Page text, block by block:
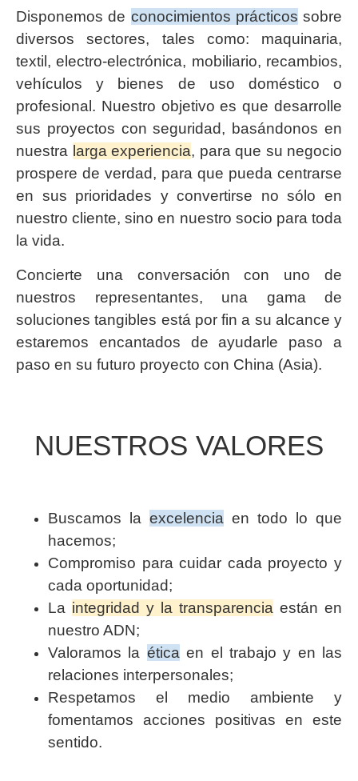
Disponemos de conocimientos prácticos sobre
diversos sectores, tales como: maquinaria,
textil, electro-electrónica, mobiliario, recambios,
vehículos y bienes de uso doméstico o
profesional. Nuestro objetivo es que desarrolle
sus proyectos con seguridad, basándonos en
nuestra larga experiencia, para que su negocio
prospere de verdad, para que pueda centrarse
en sus prioridades y convertirse no sólo en
nuestro cliente, sino en nuestro socio para toda
la vida.
Concierte una conversación con uno de
nuestros representantes, una gama de
soluciones tangibles está por fin a su alcance y
estaremos encantados de ayudarle paso a
paso en su futuro proyecto con China (Asia).
NUESTROS VALORES
Buscamos la excelencia en todo lo que
hacemos;
Compromiso para cuidar cada proyecto y
cada oportunidad;
La integridad y la transparencia están en
nuestro ADN;
Valoramos la éticaen el trabajo y en las
relaciones interpersonales;
Respetamos el medio ambiente y
fomentamos acciones positivas en este
sentido.